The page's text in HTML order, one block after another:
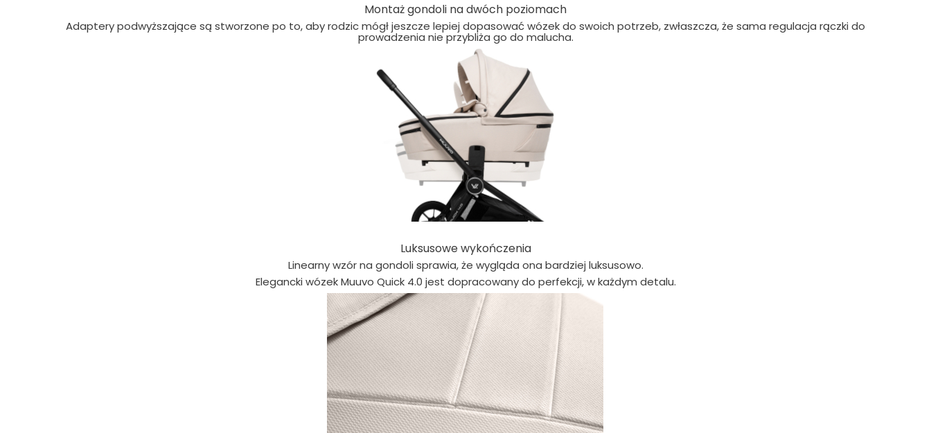
Montaż gondoli na dwóch poziomach
Adaptery podwyższające są stworzone po to, aby rodzic mógł jeszcze lepiej dopasować wózek do swoich potrzeb, zwłaszcza, że sama regulacja rączki do
prowadzenia nie przybliża go do malucha.
Luksusowe wykończenia
Linearny wzór na gondoli sprawia, że wygląda ona bardziej luksusowo.
Elegancki wózek Muuvo Quick 4.0 jest dopracowany do perfekcji, w każdym detalu.